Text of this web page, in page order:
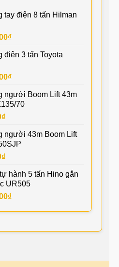
tay điện 8 tấn Hilman
₫
điện 3 tấn Toyota
₫
người Boom Lift 43m
70
₫
người 43m Boom Lift
₫
hành 5 tấn Hino gắn
UR505
₫